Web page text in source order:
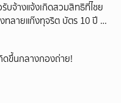
จ้างแจ้งเกิดสวมสิทธิที่ไชย
ทลายแก๊งทุจริต บัตร 10 ปี ที่
กิดขึ้นกลางกองถ่าย!